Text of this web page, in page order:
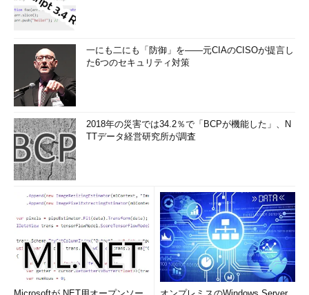
一にも二にも「防御」を――元CIAのCISOが提言し
た6つのセキュリティ対策
2018年の災害では34.2％で「BCPが機能した」、N
TTデータ経営研究所が調査